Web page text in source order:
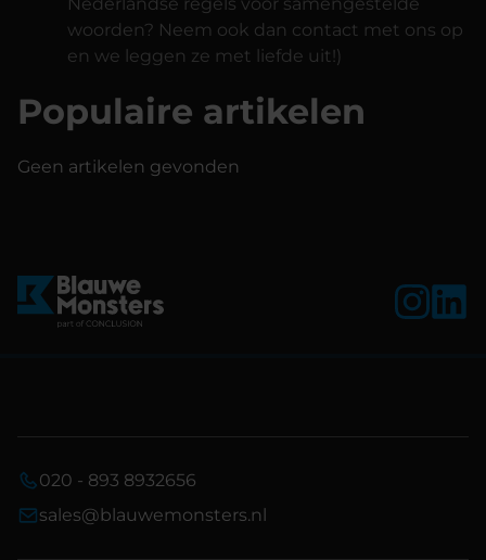
Nederlandse regels voor samengestelde
woorden? Neem ook dan contact met ons op
en we leggen ze met liefde uit!)
Populaire artikelen
Geen artikelen gevonden
020 - 893 8932656
sales@blauwemonsters.nl